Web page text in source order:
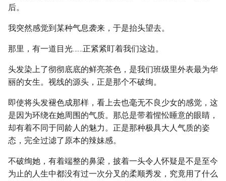
后。
我突然感觉到某种气息袭来，于是抬头望去。
那里，有一道目光……正紧紧盯着我们这边。
头发染上了彻彻底底的鲜亮茶色，是我们班级里外表最为华
丽的女生。视线的源头，正是那个不破绚。
即使将头发褪色成那样，看上去也毫无不良少女的感觉，这
是因为环绕在她周围的气质。那总是带着惺忪睡意的眼睛，
却有着不同于同龄人的魅力。正是那种极具大人气质的姿
态，完全过滤了原本的辣妹感。
不破绚她，有着端整的鼻梁，披着一头令人怀疑是不是至今
为止的人生中都没有过一次分叉的柔顺秀发，究竟用了什么